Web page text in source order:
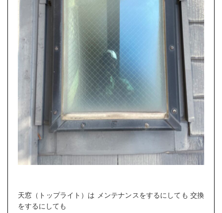
天窓（トップライト）は メンテナンスをするにしても 交換
をするにしても